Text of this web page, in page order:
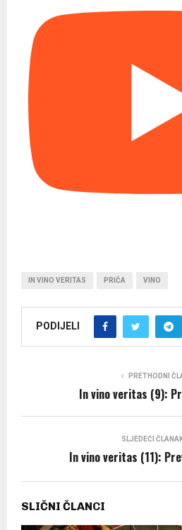
IN VINO VERITAS PRIČA VINO
PODIJELI
PRETHODNI
In vino veritas (9):
SLJEDEĆI
In vino veritas (11):
SLIČNI ČLANCI